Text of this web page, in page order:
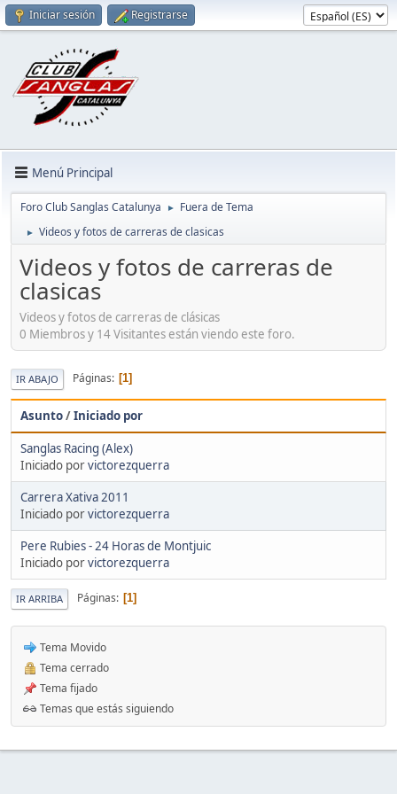
Iniciar sesión Registrarse
Menú Principal
Foro Club Sanglas Catalunya ► Fuera de Tema
► Videos y fotos de carreras de clasicas
Videos y fotos de carreras de
clasicas
Videos y fotos de carreras de clásicas
0 Miembros y 14 Visitantes están viendo este foro.
IR ABAJO Páginas 1
Asunto/Iniciado por
Sanglas Racing (Alex)
Iniciado porvictorezquerra
Carrera Xativa 2011
Iniciado porvictorezquerra
Pere Rubies - 24 Horas de Montjuic
Iniciado porvictorezquerra
IR ARRIBA Páginas 1
Tema Movido
Tema cerrado
Tema fijado
Temas que estás siguiendo